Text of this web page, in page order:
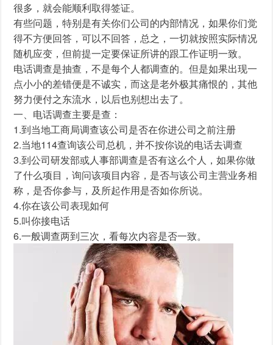
很多，就会能顺利取得签证。
有些问题，特别是有关你们公司的内部情况，如果你们觉
得不方便回答，可以不回答，总之，一切就按照实际情况
随机应变，但前提一定要保证所讲的跟工作证明一致。
电话调查是抽查，不是每个人都调查的。但是如果出现一
点小小的差错便是不诚实，而这是老外极其痛恨的，其他
努力便付之东流水，以后也别想出去了。
一、电话调查主要是查：
1.到当地工商局调查该公司是否在你进公司之前注册
2.当地114查询该公司总机，并不按你说的电话去调查
3.到公司研发部或人事部调查是否有这么个人，如果你做
了什么项目，询问该项目内容，是否与该公司主营业务相
称，是否你参与，及所起作用是否如你所说。
4.你在该公司表现如何
5.叫你接电话
6.一般调查两到三次，看每次内容是否一致。